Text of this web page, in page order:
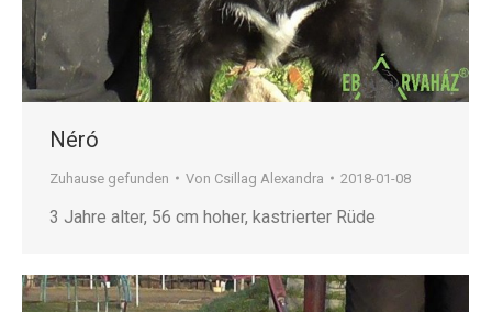
Néró
Zuhause gefunden Von Csillag Alexandra 2018-01-08
3 Jahre alter, 56 cm hoher, kastrierter Rüde